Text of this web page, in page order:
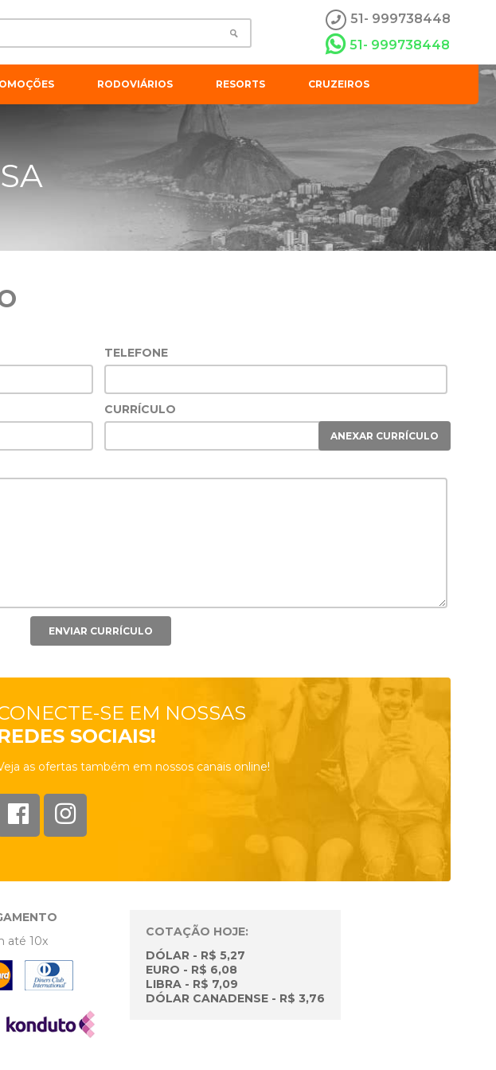
51- 999738448
51- 999738448
RODOVIÁRIOS RESORTS CRUZEIROS
TELEFONE
CURRÍCULO
ANEXAR CURRÍCULO
SE EM NOSSAS
SOCIAIS!
as ofertas também em nossos canais online!
até 10x
COTAÇÃO HOJE:
DÓLAR - R$ 5,27
EURO - R$ 6,08
LIBRA - R$ 7,09
DÓLAR CANADENSE - R$ 3,76